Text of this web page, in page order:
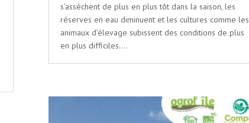
s'assèchent de plus en plus tôt dans la saison, les
réserves en eau diminuent et les cultures comme les
animaux d'élevage subissent des conditions de plus
en plus difficiles....